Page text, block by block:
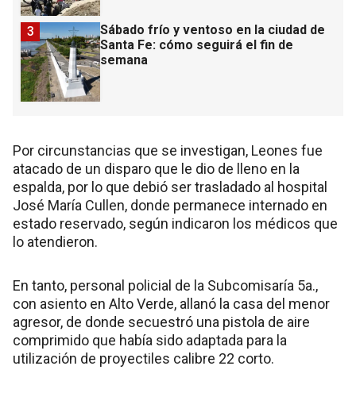
Sábado frío y ventoso en la ciudad de
Santa Fe: cómo seguirá el fin de
semana
3
Por circunstancias que se investigan, Leones fue
atacado de un disparo que le dio de lleno en la
espalda, por lo que debió ser trasladado al hospital
José María Cullen, donde permanece internado en
estado reservado, según indicaron los médicos que
lo atendieron.
En tanto, personal policial de la Subcomisaría 5a.,
con asiento en Alto Verde, allanó la casa del menor
agresor, de donde secuestró una pistola de aire
comprimido que había sido adaptada para la
utilización de proyectiles calibre 22 corto.